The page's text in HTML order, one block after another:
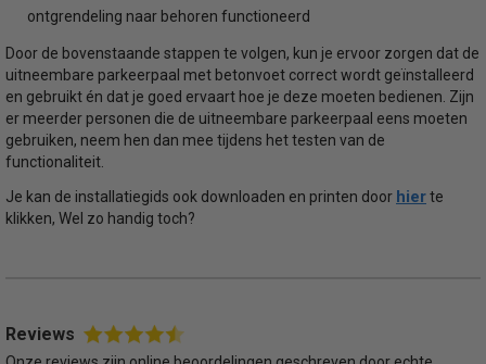
ontgrendeling naar behoren functioneerd
Door de bovenstaande stappen te volgen, kun je ervoor zorgen dat de
uitneembare parkeerpaal met betonvoet correct wordt geïnstalleerd
en gebruikt én dat je goed ervaart hoe je deze moeten bedienen. Zijn
er meerder personen die de uitneembare parkeerpaal eens moeten
gebruiken, neem hen dan mee tijdens het testen van de
functionaliteit.
Je kan de installatiegids ook downloaden en printen door hierte
klikken, Wel zo handig toch?
Reviews